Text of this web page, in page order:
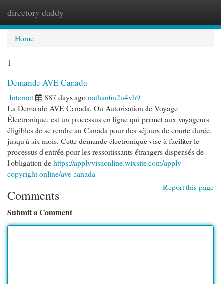
directory daddy
Home
1
Demande AVE Canada
Internet 887 days agonathan6n2u4vh9
La Demande AVE Canada, Ou Autorisation de Voyage
Électronique, est un processus en ligne qui permet aux voyageurs
éligibles de se rendre au Canada pour des séjours de courte durée,
jusqu'à six mois. Cette demande électronique vise à faciliter le
processus d'entrée pour les ressortissants étrangers dispensés de
l'obligation dehttps://applyvisaonline.wixsite.com/apply-
copyright-online/ave-canada
Report this page
Comments
Submit a Comment